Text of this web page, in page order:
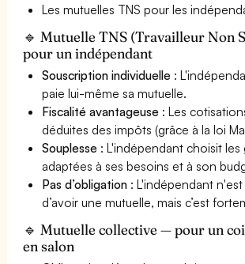
Les mutuelles TNS pour les
🔹 Mutuelle TNS (Travailleur Non
pour un indépendant
Souscription individuelle :
paie lui-même sa mutuelle.
Fiscalité avantageuse : Les
déduites des impôts (grâce à la loi
Souplesse : L'indépendant choisit les
adaptées à ses besoins et à son
Pas d’obligation : L'indépendant
d’avoir une mutuelle, mais c’est
🔹 Mutuelle collective — pour un
en salon